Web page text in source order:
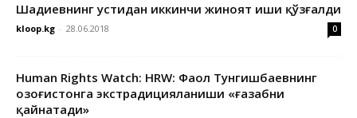
Шадиевнинг устидан иккинчи жиноят иши қўзғалди
kloop.kg - 28.06.2018 0
Human Rights Watch: HRW: Фаол Тунгишбаевнинг
Қозоғистонга экстрадицияланиши «ғазабни
қайнатади»